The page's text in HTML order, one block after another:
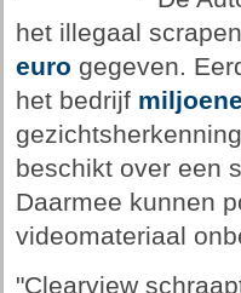
het illegaal
euro gegeven.
het bedrijf
beschikt over een
Daarmee kunnen
videomateriaal
"Clearview